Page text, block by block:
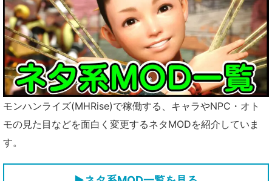
モンハンライズ(MHRise)で稼働する、キャラやNPC・オト
モの見た目などを面白く変更するネタMODを紹介していま
す。